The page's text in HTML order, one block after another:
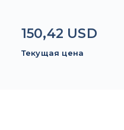
150,42 USD
Текущая цена